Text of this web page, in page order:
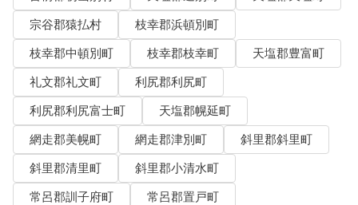
宗谷郡猿払村
枝幸郡浜頓別町
枝幸郡中頓別町
枝幸郡枝幸町
天塩郡豊富町
礼文郡礼文町
利尻郡利尻町
利尻郡利尻富士町
天塩郡幌延町
網走郡美幌町
網走郡津別町
斜里郡斜里町
斜里郡清里町
斜里郡小清水町
常呂郡訓子府町
常呂郡置戸町